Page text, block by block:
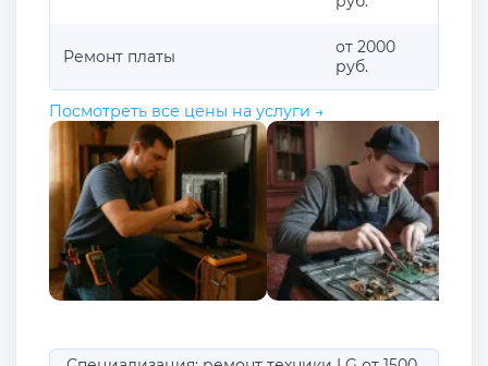
Ремонт платы
от 2000
руб.
Посмотреть все цены на услуги →